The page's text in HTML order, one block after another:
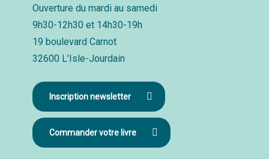
Ouverture du mardi au samedi
9h30-12h30 et 14h30-19h
19 boulevard Carnot
32600 L’Isle-Jourdain
Inscription newsletter
Commander votre livre